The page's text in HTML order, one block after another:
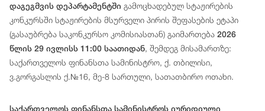
დაგეგმვის დეპარტამენტში გამოცხადებულ სტაჟირების
კონკურსში სტაჟირების მსურველი პირის შეფასების ეტაპი
(გასაუბრება საკონკურსო კომისიასთან) გაიმართება 2026
წლის 29 ივლისს 11:00 საათიდან, შემდეგ მისამართზე:
საქართველოს ფინანსთა სამინისტრო, ქ. თბილისი,
ვ.გორგასლის ქ.№16, მე-8 სართული, სათათბირო ოთახი.
საქართველოს ფინანსთა სამინისტროს იურიდიული